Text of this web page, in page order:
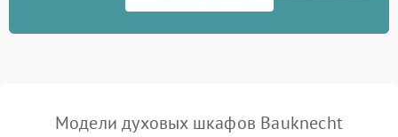
Модели духовых шкафов Bauknecht